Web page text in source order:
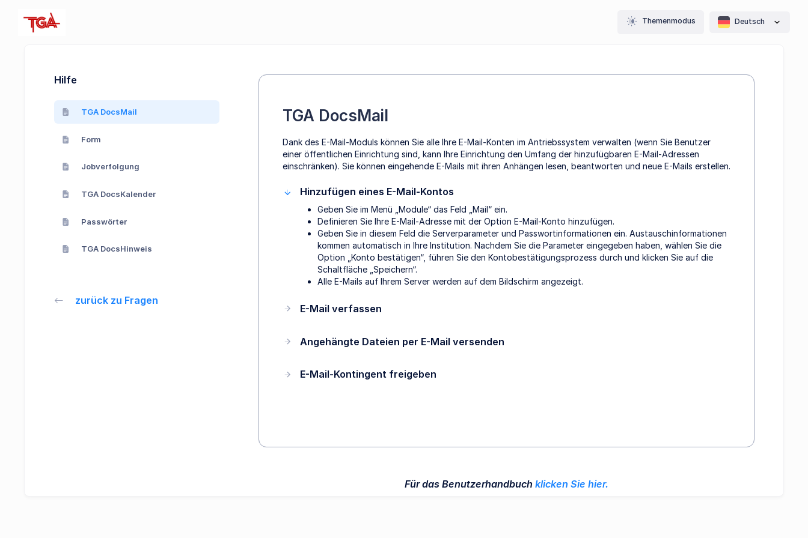
Themenmodus Deutsch
Hilfe
TGA DocsMail
Form
Jobverfolgung
TGA DocsKalender
Passwörter
TGA DocsHinweis
zurück zu Fragen
TGA DocsMail
Dank des E-Mail-Moduls können Sie alle Ihre E-Mail-Konten im Antriebssystem verwalten (wenn Sie Benutzer
einer öffentlichen Einrichtung sind, kann Ihre Einrichtung den Umfang der hinzufügbaren E-Mail-Adressen
einschränken). Sie können eingehende E-Mails mit ihren Anhängen lesen, beantworten und neue E-Mails erstellen.
Hinzufügen eines E-Mail-Kontos
Geben Sie im Menü „Module“ das Feld „Mail“ ein.
Definieren Sie Ihre E-Mail-Adresse mit der Option E-Mail-Konto hinzufügen.
Geben Sie in diesem Feld die Serverparameter und Passwortinformationen ein. Austauschinformationen
kommen automatisch in Ihre Institution. Nachdem Sie die Parameter eingegeben haben, wählen Sie die
Option „Konto bestätigen“, führen Sie den Kontobestätigungsprozess durch und klicken Sie auf die
Schaltfläche „Speichern“.
Alle E-Mails auf Ihrem Server werden auf dem Bildschirm angezeigt.
E-Mail verfassen
Angehängte Dateien per E-Mail versenden
E-Mail-Kontingent freigeben
Für das Benutzerhandbuch klicken Sie hier.